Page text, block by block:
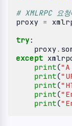
# XMLRPC 요
proxy =
try:
proxy .
except
print(
print(
print(
print(
print(